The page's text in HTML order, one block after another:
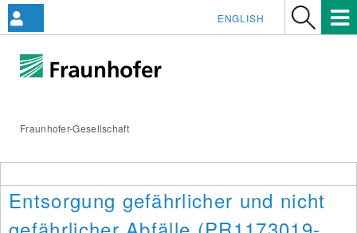
Fraunhofer-Gesellschaft
ENGLISH
Entsorgung gefährlicher und nicht